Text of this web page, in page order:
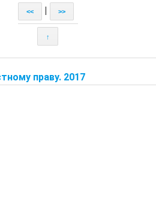
<< >>
↑
праву. 2017